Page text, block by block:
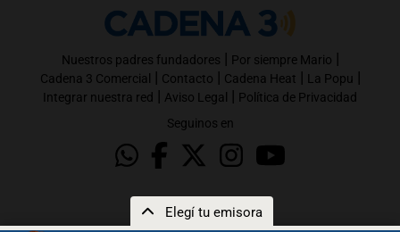
Elegí tu emisora
Nuestros padres fundadores | Por siempre Mario |
Cadena 3 Comercial | Contacto | Cadena Heat | La Popu |
Integrar nuestra red | Aviso Legal | Política de Privacidad
Seguinos en